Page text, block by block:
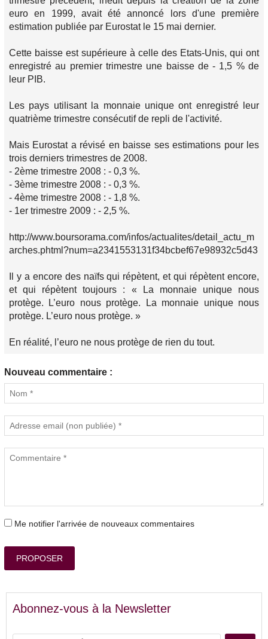
euro en 1999, avait été annoncé lors d'une première
estimation publiée par Eurostat le 15 mai dernier.
Cette baisse est supérieure à celle des Etats-Unis, qui ont
enregistré au premier trimestre une baisse de - 1,5 % de
leur PIB.
Les pays utilisant la monnaie unique ont enregistré leur
quatrième trimestre consécutif de repli de l'activité.
Mais Eurostat a révisé en baisse ses estimations pour les
trois derniers trimestres de 2008.
- 2ème trimestre 2008 : - 0,3 %.
- 3ème trimestre 2008 : - 0,3 %.
- 4ème trimestre 2008 : - 1,8 %.
- 1er trimestre 2009 : - 2,5 %.
http://www.boursorama.com/infos/actualites/detail_actu_m
arches.phtml?num=a2341553131f34bcbef67e98932c5d43
Il y a encore des naïfs qui répètent, et qui répètent encore,
et qui répètent toujours : « La monnaie unique nous
protège. L’euro nous protège. La monnaie unique nous
protège. L’euro nous protège. »
En réalité, l’euro ne nous protège de rien du tout.
Nouveau commentaire :
Me notifier l'arrivée de nouveaux commentaires
PROPOSER
Abonnez-vous à la Newsletter